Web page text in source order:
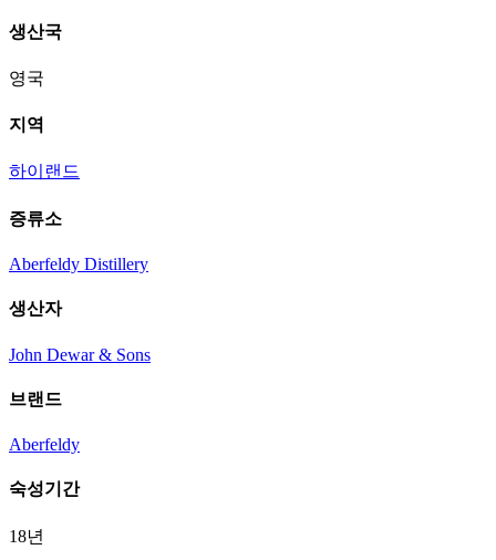
생산국
영국
지역
하이랜드
증류소
Aberfeldy Distillery
생산자
John Dewar & Sons
브랜드
Aberfeldy
숙성기간
18년